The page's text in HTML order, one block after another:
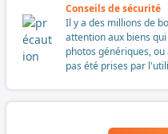
Conseils de sécurité
Il y a des millions de
attention aux biens
photos génériques,
pas été prises par